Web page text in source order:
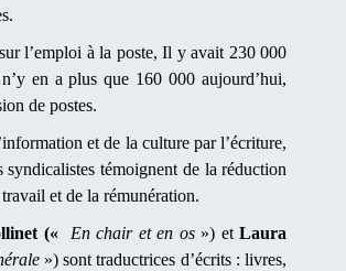
l’emploi à la poste, Il y avait 230 000
en a plus que 160 000 aujourd’hui,
de postes.
et de la culture par l’écriture,
syndicalistes témoignent de la réduction
et de la rémunération.
(«
En chair et en os») etLaura
») sont traductrices d’écrits : livres,